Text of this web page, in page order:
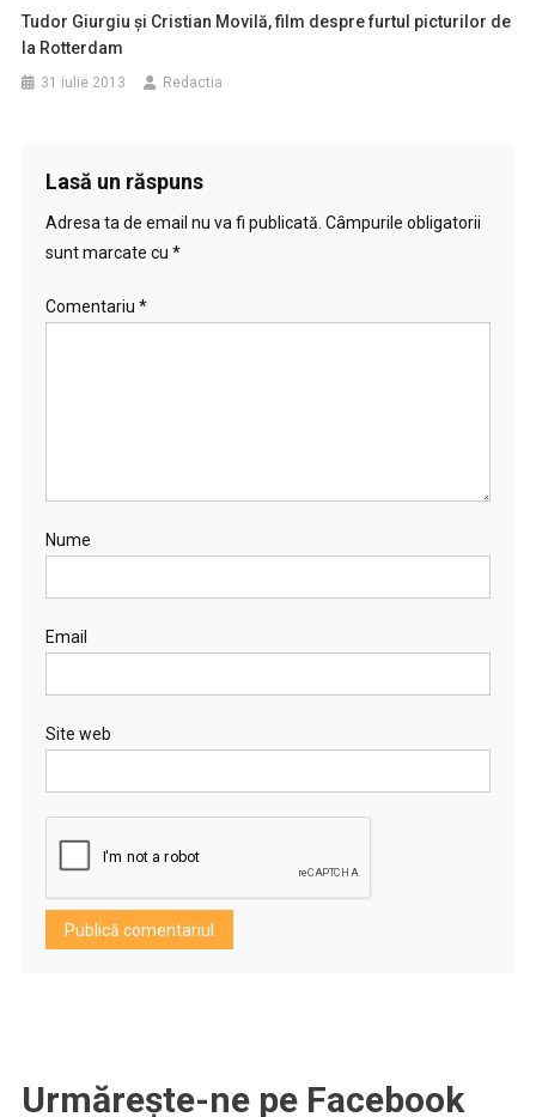
Tudor Giurgiu şi Cristian Movilă, film despre furtul picturilor de
la Rotterdam
31 iulie 2013 Redactia
Lasă un răspuns
Adresa ta de email nu va fi publicată. Câmpurile obligatorii
sunt marcate cu *
Comentariu *
Nume
Email
Site web
Urmărește-ne pe Facebook